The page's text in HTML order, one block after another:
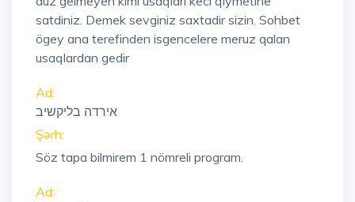
satdiniz. Demek sevginiz saxtadir sizin. Sohbet
ögey ana terefinden isgencelere meruz qalan
usaqlardan gedir
Ad:
אירדה בליקשיב
Şərh:
Söz tapa bilmirem 1 nömreli program.
Ad: